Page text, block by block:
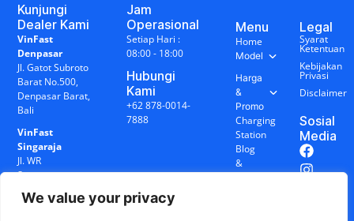
We value your privacy
Kunjungi
Dealer Kami
VinFast
Denpasar
Jl. Gatot Subroto
Barat No.500,
Denpasar Barat,
Bali
VinFast
Singaraja
Jl. WR
Supratman
Penarukan,
Jam
Operasional
Setiap Hari :
08:00 - 18:00
Hubungi
Kami
+62 878-0014-
7888
Menu
Home
Model
Harga
&
Promo
Charging
Station
Blog
&
Legal
Syarat
Ketentuan
Kebijakan
Privasi
Disclaimer
Sosial
Media